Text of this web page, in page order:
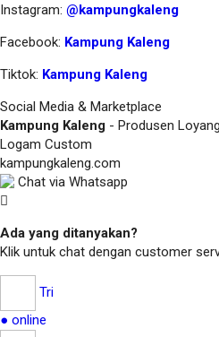
Instagram: @kampungkaleng
Facebook: Kampung Kaleng
Tiktok: Kampung Kaleng
Social Media & Marketplace
Kampung Kaleng - Produsen
Logam Custom
kampungkaleng.com
Chat via Whatsapp
Ada yang ditanyakan?
Klik untuk chat dengan customer
Tri
● online